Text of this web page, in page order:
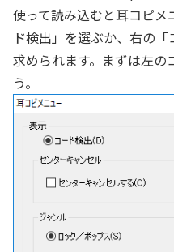
使って読み込むと耳コピ
ド検出」を選ぶか、右の
求められます。まずは左の
う。